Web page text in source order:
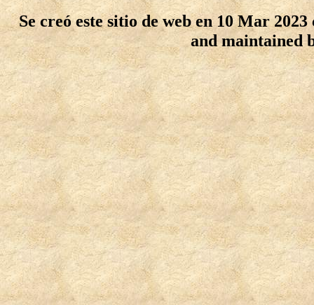
Se creó este sitio de web en 10 Mar
and maintained